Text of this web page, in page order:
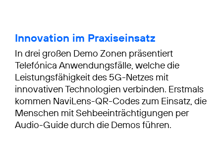
Innovation im Praxiseinsatz
In drei großen Demo Zonen präsentiert
Telefónica Anwendungsfälle, welche die
Leistungsfähigkeit des 5G-Netzes mit
innovativen Technologien verbinden. Erstmals
kommen NaviLens-QR-Codes zum Einsatz, die
Menschen mit Sehbeeinträchtigungen per
Audio-Guide durch die Demos führen.